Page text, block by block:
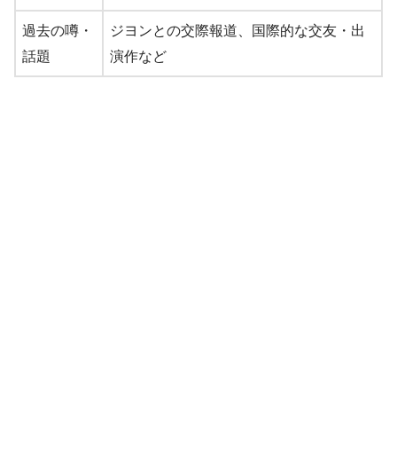
過去の噂・
話題
ジヨンとの交際報道、国際的な交友・出
演作など